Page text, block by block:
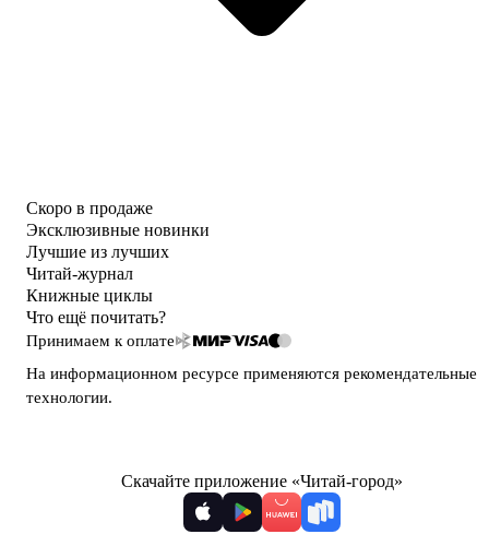
Скоро в продаже
Эксклюзивные новинки
Лучшие из лучших
Читай-журнал
Книжные циклы
Что ещё почитать?
Принимаем к оплате
На информационном ресурсе применяются рекомендательные
технологии.
Скачайте приложение «Читай-город»